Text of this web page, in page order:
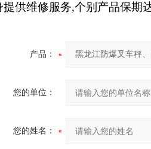
提供维修服务,个别产品保期
产品：
您的单位：
您的姓名：